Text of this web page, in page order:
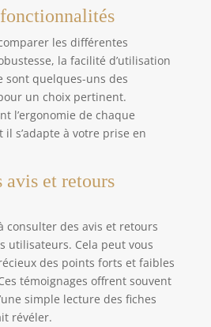
les différentes
la facilité d’utilisation
quelques-uns des
un choix pertinent.
l’ergonomie de chaque
s’adapte à votre prise en
avis et retours
consulter des avis et retours
utilisateurs. Cela peut vous
des points forts et faibles
témoignages offrent souvent
simple lecture des fiches
révéler.